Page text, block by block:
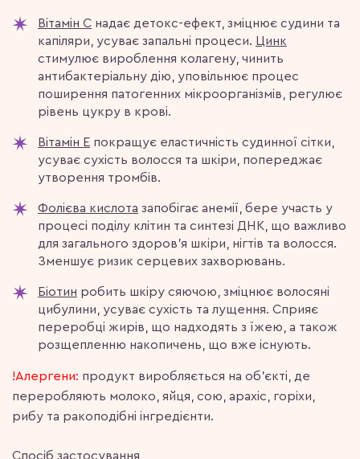
Вітамін C надає детокс-ефект, зміцнює судини та
капіляри, усуває запальні процеси. Цинк
стимулює вироблення колагену, чинить
антибактеріальну дію, уповільнює процес
поширення патогенних мікроорганізмів, регулює
рівень цукру в крові.
Вітамін E покращує еластичність судинної сітки,
усуває сухість волосся та шкіри, попереджає
утворення тромбів.
Фолієва кислота запобігає анемії, бере участь у
процесі поділу клітин та синтезі ДНК, що важливо
для загального здоров’я шкіри, нігтів та волосся.
Зменшує ризик серцевих захворювань.
Біотин робить шкіру сяючою, зміцнює волосяні
цибулини, усуває сухість та лущення. Сприяє
переробці жирів, що надходять з їжею, а також
розщепленню накопичень, що вже існують.
!Алергени: продукт виробляється на об’єкті, де
переробляють молоко, яйця, сою, арахіс, горіхи,
рибу та ракоподібні інгредієнти.
Спосіб застосування